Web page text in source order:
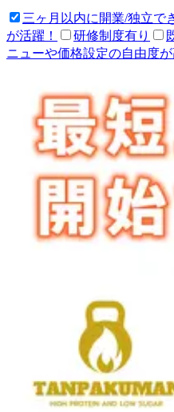
三ヶ月以内に開業/独立で
が活躍！
研修制度有り
ニューや価格設定の自由度